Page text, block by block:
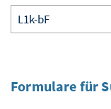
Formulare für